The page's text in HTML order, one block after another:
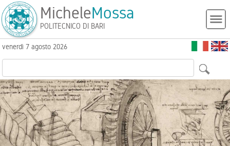
MicheleMossa
POLITECNICO DI BARI
venerdì 7 agosto 2026